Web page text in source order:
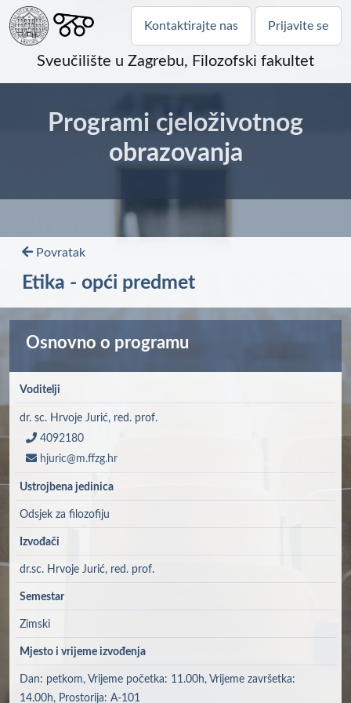
Kontaktirajte nas Prijavite se
Sveučilište u Zagrebu, Filozofski fakultet
Programi cjeloživotnog
obrazovanja
Povratak
Etika - opći predmet
Osnovno o programu
Voditelji
dr. sc. Hrvoje Jurić, red. prof.
4092180
hjuric@m.ffzg.hr
Ustrojbena jedinica
Odsjek za filozofiju
Izvođači
dr.sc. Hrvoje Jurić, red. prof.
Semestar
Zimski
Mjesto i vrijeme izvođenja
Dan: petkom, Vrijeme početka: 11.00h, Vrijeme završetka:
14.00h, Prostorija: A-101